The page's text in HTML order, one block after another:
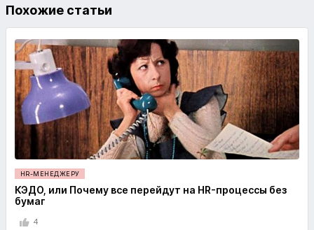
Похожие статьи
HR-МЕНЕДЖЕРУ
КЭДО, или Почему все перейдут на HR-процессы без
бумаг
4